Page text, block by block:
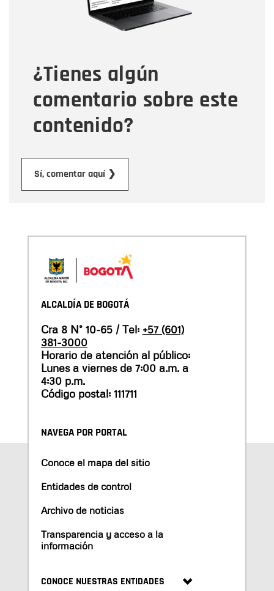
¿Tienes algún
comentario sobre este
contenido?
Sí, comentar aquí ❯
Tipo de comentario
Mensaje
ALCALDÍA DE BOGOTÁ
Cra 8 N° 10-65 / Tel: +57 (601)
381-3000
Horario de atención al público:
Lunes a viernes de 7:00 a.m. a
4:30 p.m.
Código postal: 111711
NAVEGA POR PORTAL
Conoce el mapa del sitio
Entidades de control
Archivo de noticias
Transparencia y acceso a la
información
CONOCE NUESTRAS ENTIDADES